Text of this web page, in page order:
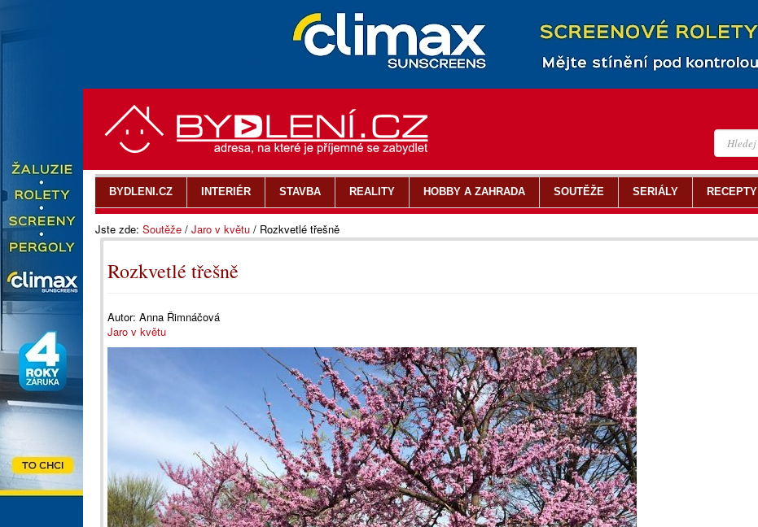
Jste zde: Soutěže / Jaro v květu / Rozkvetlé třešně
Rozkvetlé třešně
Autor: Anna Řimnáčová
Jaro v květu
BYDLENI.CZ INTERIÉR STAVBA REALITY HOBBY A ZAHRADA SOUTĚŽE SERIÁLY RECEPTY